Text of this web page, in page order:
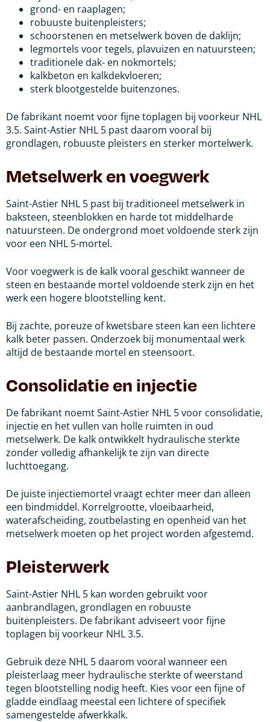
grond- en raaplagen;
robuuste buitenpleisters;
schoorstenen en metselwerk boven de daklijn;
legmortels voor tegels, plavuizen en natuursteen;
traditionele dak- en nokmortels;
kalkbeton en kalkdekvloeren;
sterk blootgestelde buitenzones.
De fabrikant noemt voor fijne toplagen bij voorkeur NHL
3.5. Saint-Astier NHL 5 past daarom vooral bij
grondlagen, robuuste pleisters en sterker mortelwerk.
Metselwerk en voegwerk
Saint-Astier NHL 5 past bij traditioneel metselwerk in
baksteen, steenblokken en harde tot middelharde
natuursteen. De ondergrond moet voldoende sterk zijn
voor een NHL 5-mortel.
Voor voegwerk is de kalk vooral geschikt wanneer de
steen en bestaande mortel voldoende sterk zijn en het
werk een hogere blootstelling kent.
Bij zachte, poreuze of kwetsbare steen kan een lichtere
kalk beter passen. Onderzoek bij monumentaal werk
altijd de bestaande mortel en steensoort.
Consolidatie en injectie
De fabrikant noemt Saint-Astier NHL 5 voor consolidatie,
injectie en het vullen van holle ruimten in oud
metselwerk. De kalk ontwikkelt hydraulische sterkte
zonder volledig afhankelijk te zijn van directe
luchttoegang.
De juiste injectiemortel vraagt echter meer dan alleen
een bindmiddel. Korrelgrootte, vloeibaarheid,
waterafscheiding, zoutbelasting en openheid van het
metselwerk moeten op het project worden afgestemd.
Pleisterwerk
Saint-Astier NHL 5 kan worden gebruikt voor
aanbrandlagen, grondlagen en robuuste
buitenpleisters. De fabrikant adviseert voor fijne
toplagen bij voorkeur NHL 3.5.
Gebruik deze NHL 5 daarom vooral wanneer een
pleisterlaag meer hydraulische sterkte of weerstand
tegen blootstelling nodig heeft. Kies voor een fijne of
gladde eindlaag meestal een lichtere of specifiek
samengestelde afwerkkalk.